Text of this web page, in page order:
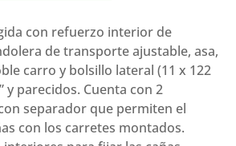
con refuerzo interior de
de transporte ajustable, asa,
carro y bolsillo lateral (11 x 122
y parecidos. Cuenta con 2
separador que permiten el
con los carretes montados.